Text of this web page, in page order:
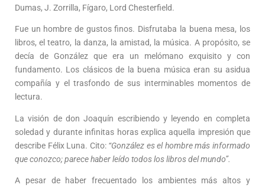
Dumas, J. Zorrilla, Fígaro, Lord Chesterfield.
Fue un hombre de gustos finos. Disfrutaba la buena mesa, los
libros, el teatro, la danza, la amistad, la música. A propósito, se
decía de González que era un melómano exquisito y con
fundamento. Los clásicos de la buena música eran su asidua
compañía y el trasfondo de sus interminables momentos de
lectura.
La visión de don Joaquín escribiendo y leyendo en completa
soledad y durante infinitas horas explica aquella impresión que
describe Félix Luna. Cito: “González es el hombre más informado
que conozco; parece haber leído todos los libros del mundo”.
A pesar de haber frecuentado los ambientes más altos y